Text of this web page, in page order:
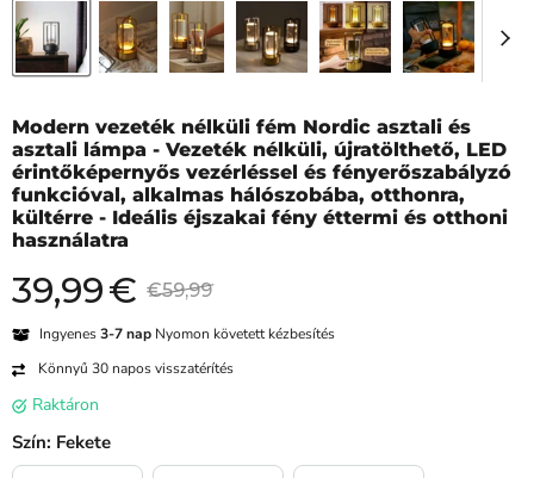
Modern vezeték nélküli fém Nordic asztali és
asztali lámpa - Vezeték nélküli, újratölthető, LED
érintőképernyős vezérléssel és fényerőszabályzó
funkcióval, alkalmas hálószobába, otthonra,
kültérre - Ideális éjszakai fény éttermi és otthoni
használatra
Jelenlegi ár
39,99€ Eredeti ár
€59,99
Ingyenes3-7 nap Nyomon követett kézbesítés
Könnyű 30 napos visszatérítés
Raktáron
Szín: Fekete